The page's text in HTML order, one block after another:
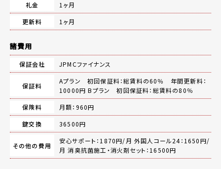
礼金
1ヶ月
更新料
1ヶ月
諸費用
保証会社 JPMCファイナンス
保証料
Aプラン 初回保証料：総賃料の60％ 年間更新料：
10000円 Bプラン 初回保証料：総賃料の80％
保険料
月額：960円
鍵交換
36500円
その他の費用
安心サポート：1870円/月 外国人コール24：1650円/
月 消臭抗菌施工・消火剤セット：16500円